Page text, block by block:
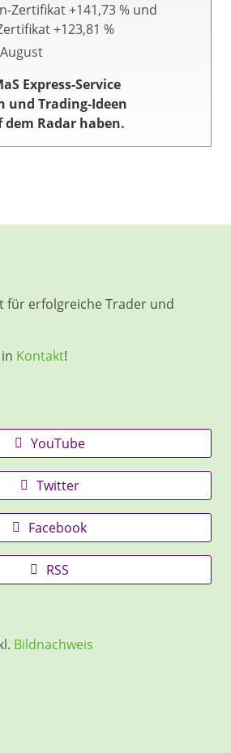
Zertifikat +141,73 % und
+123,81 %
Express-Service
und Trading-Ideen
Radar haben.
für erfolgreiche Trader und
Kontakt!
YouTube
Twitter
Facebook
RSS
Bildnachweis